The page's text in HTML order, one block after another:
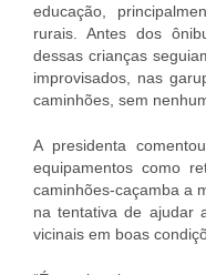
educação,
rurais. Antes dos
dessas crianças
improvisados, nas
caminhões, sem
A presidenta
equipamentos como
caminhões-caçamba a
na tentativa de ajudar
vicinais em boas